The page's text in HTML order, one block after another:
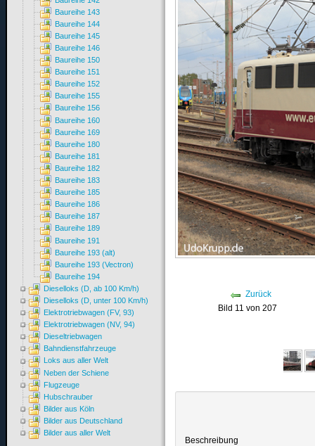
Zurück
Bild 11 von 207
Beschreibung
Baureihe 143
Baureihe 144
Baureihe 145
Baureihe 146
Baureihe 150
Baureihe 151
Baureihe 152
Baureihe 155
Baureihe 156
Baureihe 160
Baureihe 169
Baureihe 180
Baureihe 181
Baureihe 182
Baureihe 183
Baureihe 185
Baureihe 186
Baureihe 187
Baureihe 189
Baureihe 191
Baureihe 193 (alt)
Baureihe 193 (Vectron)
Baureihe 194
Dieselloks (D, ab 100 Km/h)
Dieselloks (D, unter 100 Km/h)
Elektrotriebwagen (FV, 93)
Elektrotriebwagen (NV, 94)
Dieseltriebwagen
Bahndienstfahrzeuge
Loks aus aller Welt
Neben der Schiene
Flugzeuge
Hubschrauber
Bilder aus Köln
Bilder aus Deutschland
Bilder aus aller Welt